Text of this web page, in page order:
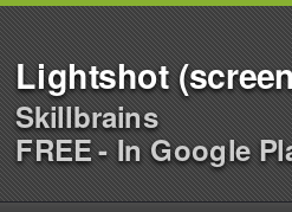
Lightshot
Skillbrains
FREE - In Google